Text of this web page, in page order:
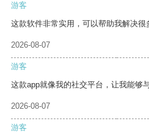
游客
这款软件非常实用，可以帮助我解决很
2026-08-07
游客
这款app就像我的社交平台，让我能够
2026-08-07
游客